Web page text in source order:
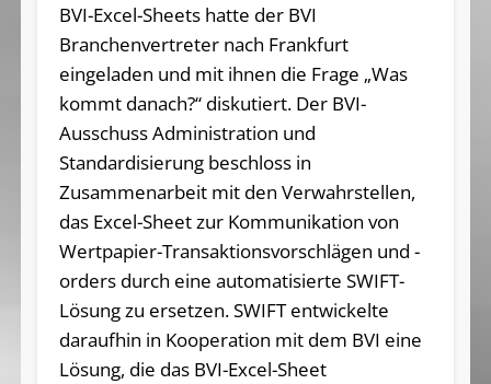
BVI-Excel-Sheets hatte der BVI
Branchenvertreter nach Frankfurt
eingeladen und mit ihnen die Frage „Was
kommt danach?“ diskutiert. Der BVI-
Ausschuss Administration und
Standardisierung beschloss in
Zusammenarbeit mit den Verwahrstellen,
das Excel-Sheet zur Kommunikation von
Wertpapier-Transaktionsvorschlägen und -
orders durch eine automatisierte SWIFT-
Lösung zu ersetzen. SWIFT entwickelte
daraufhin in Kooperation mit dem BVI eine
Lösung, die das BVI-Excel-Sheet